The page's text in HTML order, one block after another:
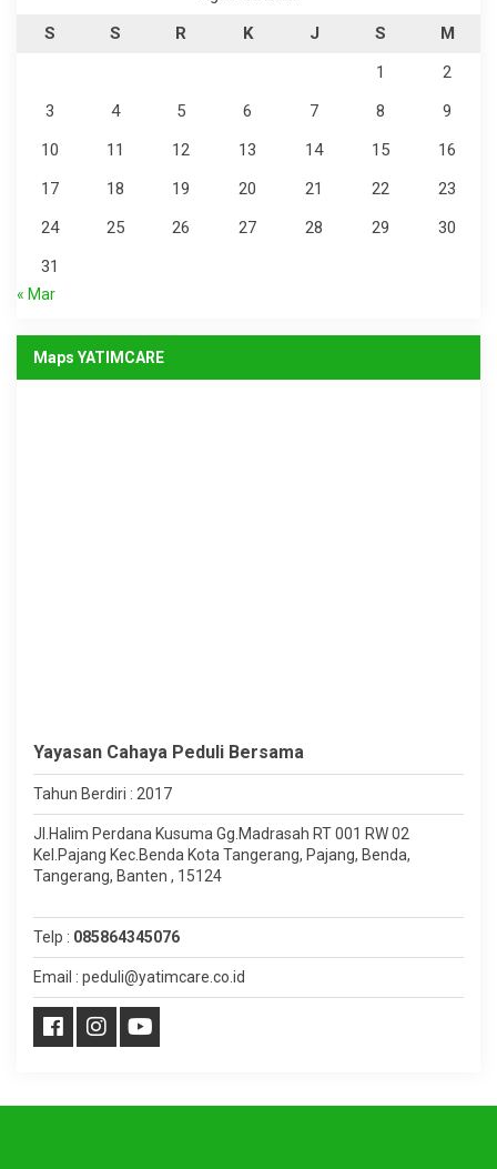
S
S R K J S
M
1
2
3
4 5 6 7 8
9
10
11 12 13 14 15
16
17
18 19 20 21 22
23
24
25 26 27 28 29
30
31
« Mar
Maps YATIMCARE
Yayasan Cahaya Peduli Bersama
Tahun Berdiri : 2017
Jl.Halim Perdana Kusuma Gg.Madrasah RT 001 RW 02
Kel.Pajang Kec.Benda Kota Tangerang, Pajang, Benda,
Tangerang, Banten , 15124
Telp : 085864345076
Email : peduli@yatimcare.co.id